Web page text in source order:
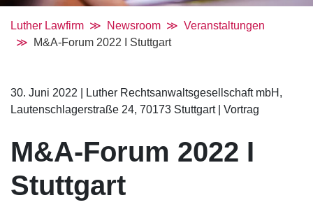
Luther Lawfirm Newsroom
Veranstaltungen
M&A-Forum 2022 I Stuttgart
30. Juni 2022
Luther Rechtsanwaltsgesellschaft mbH,
Lautenschlagerstraße 24, 70173 Stuttgart
Vortrag
M&A-Forum 2022 I
Stuttgart